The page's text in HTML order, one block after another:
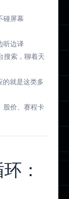
碰屏幕
听边译
搜索，聊着天
的就是这类多
股价、赛程卡
：